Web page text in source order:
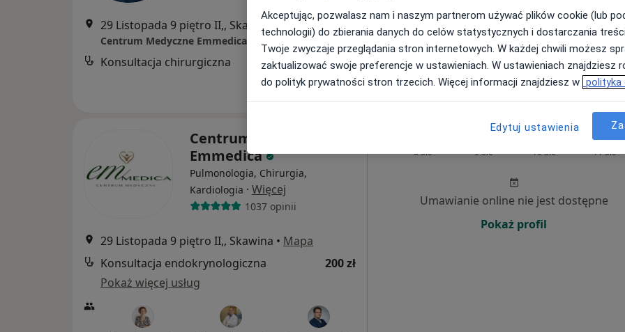
29 Listopada 9 piętro II,, Skawina • Mapa
Centrum Medyczne Emmedica
Konsultacja chirurgiczna 300 zł
Poproś o wizytę
Centrum Medyczne
Emmedica
Pulmonologia, Chirurgia,
Kardiologia · Więcej
1037 opinii
29 Listopada 9 piętro II,, Skawina • Mapa
Konsultacja endokrynologiczna
200 zł
Pokaż więcej usług
8 Sie 9 Sie 10 Sie
Wt,
11 Sie
Umawianie online nie jest dostępne
Pokaż profil
Akceptując, pozwalasz nam i naszym partnerom używać plików cookie (lub
technologii) do zbierania danych do celów statystycznych i dostarczania
Twoje zwyczaje przeglądania stron internetowych. W każdej chwili możesz
zaktualizować swoje preferencje w ustawieniach. W ustawieniach znajdziesz
do polityk prywatności stron trzecich. Więcej informacji znajdziesz w polityka
Edytuj ustawienia